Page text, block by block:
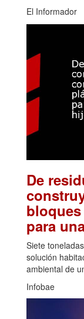
El Informador
De
para
Siete
solución
ambiental de
Infobae